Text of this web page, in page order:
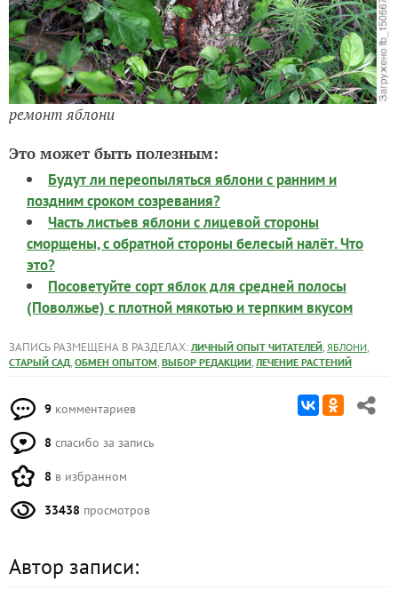
ремонт яблони
Это может быть полезным:
Будут ли переопыляться яблони с ранним и
поздним сроком созревания?
Часть листьев яблони с лицевой стороны
сморщены, с обратной стороны белесый налёт. Что
это?
Посоветуйте сорт яблок для средней полосы
(Поволжье) с плотной мякотью и терпким вкусом
ЗАПИСЬ РАЗМЕЩЕНА В РАЗДЕЛАХ: ЛИЧНЫЙ ОПЫТ ЧИТАТЕЛЕЙ, ЯБЛОНИ,
СТАРЫЙ САД, ОБМЕН ОПЫТОМ, ВЫБОР РЕДАКЦИИ, ЛЕЧЕНИЕ РАСТЕНИЙ
9 комментариев
8 спасибо за запись
8 в избранном
33438 просмотров
Автор записи: